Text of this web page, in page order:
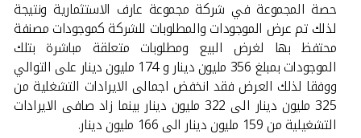
المملكة المتحدة
مملكة البحرين
حصة المجموعة في شركة مجموعة عارف الاستثمارية ونتيجة
لذلك تم عرض الموجودات والمطلوبات للشركة كموجودات مصنفة
محتفظ بها لغرض البيع ومطلوبات متعلقة مباشرة بتلك
الموجودات بمبلغ 356 مليون دينار و 174 مليون دينار على التوالي
ووفقا لذلك العرض فقد انخفض اجمالى الايرادات التشغلية من
325 مليون دينار الى 322 مليون دينار بينما زاد صافى الايرادات
التشغيلية من 159 مليون دينار الى 166 مليون دينار.